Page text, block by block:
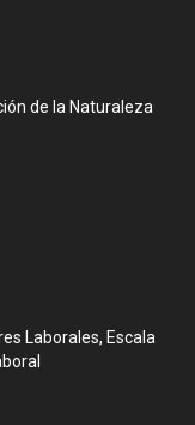
de la Naturaleza
Laborales, Escala